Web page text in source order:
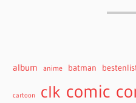
album anime batman
cartoon clk comic